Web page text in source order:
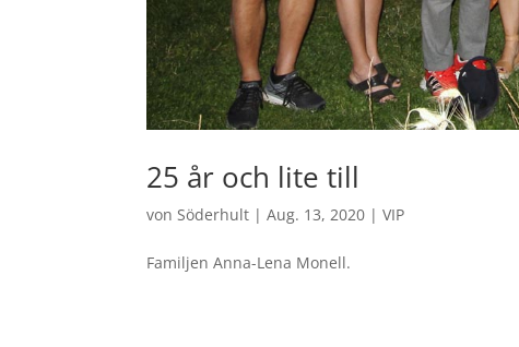
25 år och lite till
von Söderhult |Aug. 13, 2020 |VIP
Familjen Anna-Lena Monell.